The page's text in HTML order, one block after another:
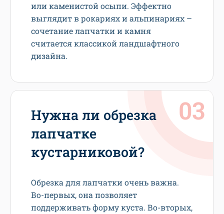
или каменистой осыпи. Эффектно
выглядит в рокариях и альпинариях –
сочетание лапчатки и камня
считается классикой ландшафтного
дизайна.
Нужна ли обрезка
лапчатке
кустарниковой?
Обрезка для лапчатки очень важна.
Во-первых, она позволяет
поддерживать форму куста. Во-вторых,